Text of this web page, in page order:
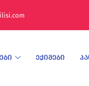
ექიმები